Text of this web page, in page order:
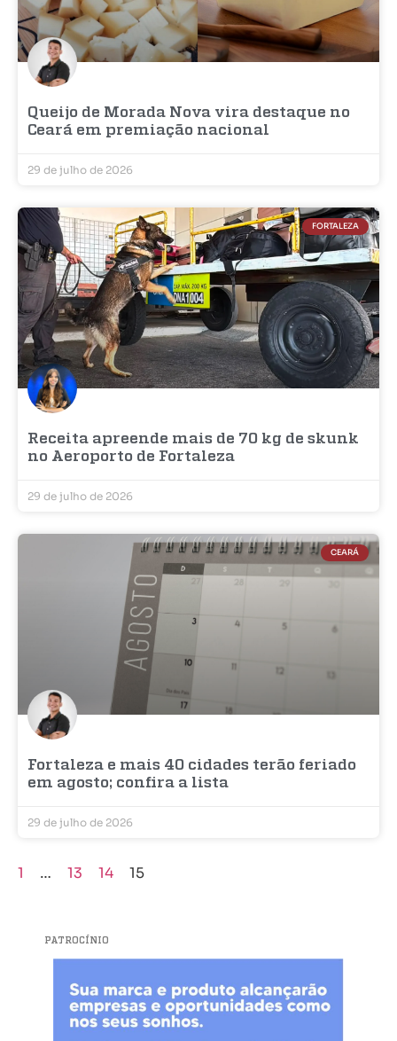
Queijo de Morada Nova vira destaque no
Ceará em premiação nacional
29 de julho de 2026
FORTALEZA
Receita apreende mais de 70 kg de skunk
no Aeroporto de Fortaleza
29 de julho de 2026
CEARÁ
Fortaleza e mais 40 cidades terão feriado
em agosto; confira a lista
29 de julho de 2026
1 … 13 14 15
PATROCÍNIO